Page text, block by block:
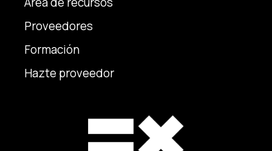
Proveedores
Formación
Hazte proveedor